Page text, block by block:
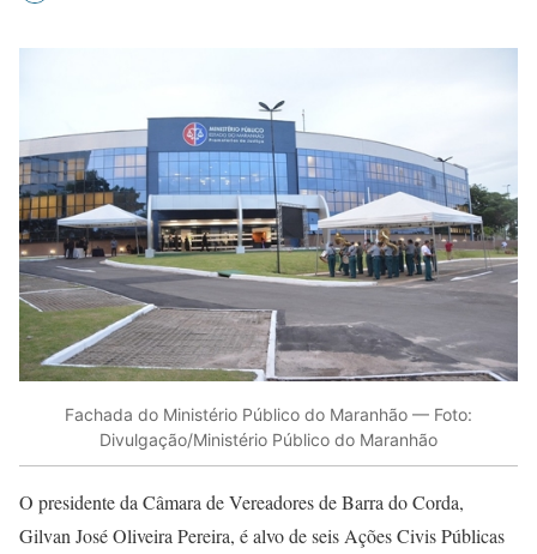
Fachada do Ministério Público do Maranhão — Foto:
Divulgação/Ministério Público do Maranhão
O presidente da Câmara de Vereadores de Barra do Corda,
Gilvan José Oliveira Pereira, é alvo de seis Ações Civis Públicas